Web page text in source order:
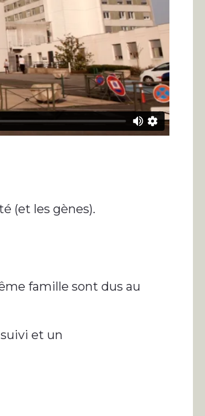
(et les gènes).
famille sont dus au
et un